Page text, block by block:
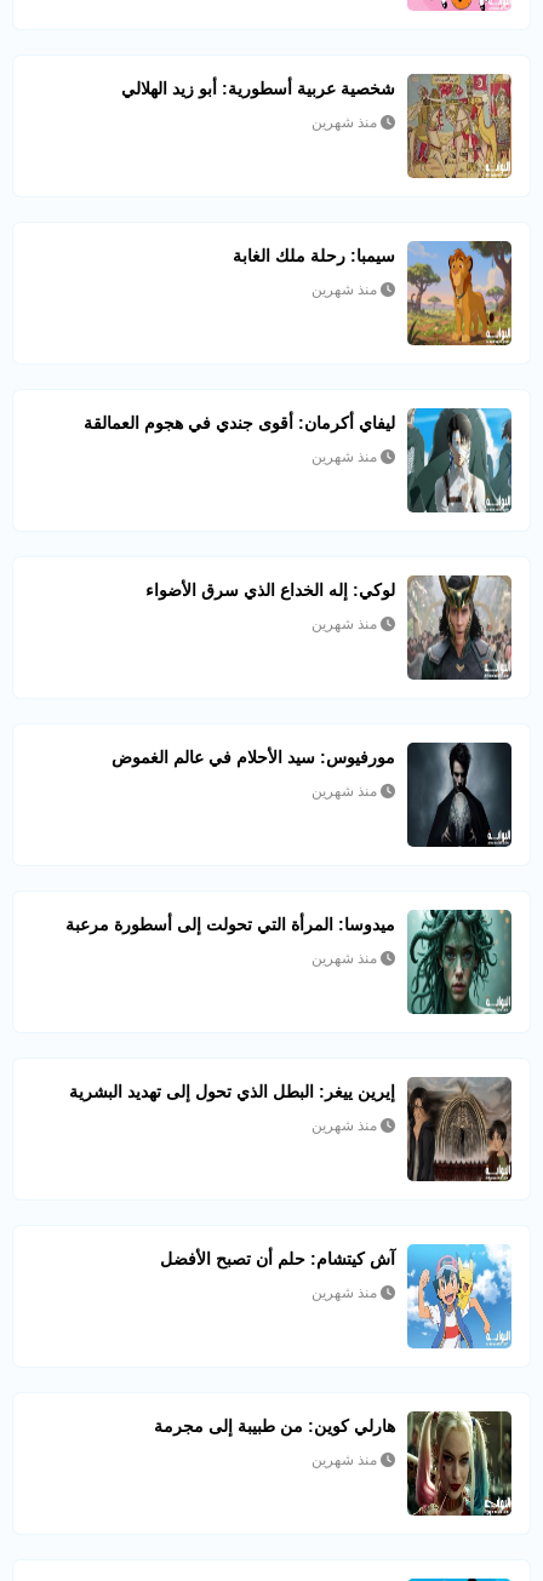
شخصية عربية أسطورية: أبو زيد الهلالي
منذ شهرين
سيمبا: رحلة ملك الغابة
منذ شهرين
ليفاي أكرمان: أقوى جندي في هجوم العمالقة
منذ شهرين
لوكي: إله الخداع الذي سرق الأضواء
منذ شهرين
مورفيوس: سيد الأحلام في عالم الغموض
منذ شهرين
ميدوسا: المرأة التي تحولت إلى أسطورة مرعبة
منذ شهرين
إيرين ييغر: البطل الذي تحول إلى تهديد البشرية
منذ شهرين
آش كيتشام: حلم أن تصبح الأفضل
منذ شهرين
هارلي كوين: من طبيبة إلى مجرمة
منذ شهرين